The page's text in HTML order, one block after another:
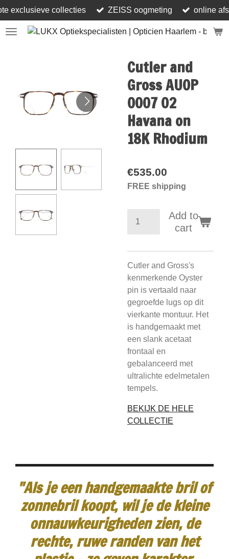
Skip
to
main
exclusieve collecties ZEISS oogmeting online
Cutler and
Gross AUOP
0007 02
Havana on
18K Rhodium
€535.00
FREE shipping
Add to
cart
Cutler and Gross's
kenmerkende Oyster
pin is vertaald naar
gegroefde lugs op dit
vierkante montuur. Het
is handgemaakt met
een slank acetaat
frontaal en
gebalanceerd met
ultralichte edelmetalen
tempels.
BEKIJK DE HELE
COLLECTIE
"Als je een handgemaakte bril of
zonnebril koopt, wil je de kleine
onnauwkeurigheden zien, de
rechte, ruwe randen van het